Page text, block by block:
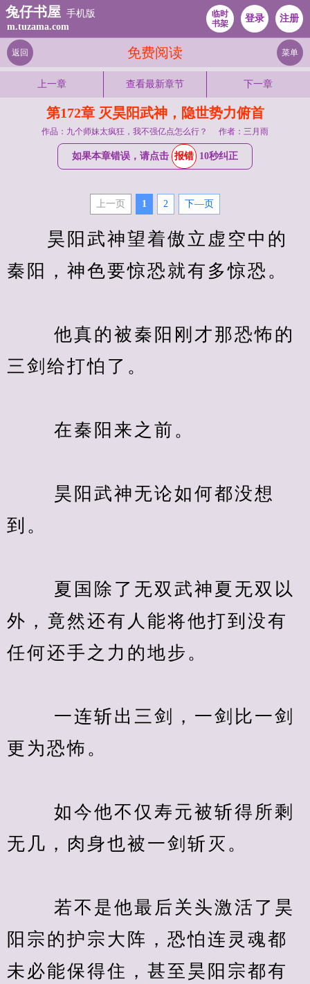
兔仔书屋 手机版
m.tuzama.com
临时
书架
登录 注册
免费阅读
返回 菜单
上一章 查看最新章节 下一章
第172章 灭昊阳武神，隐世势力俯首
作品：九个师妹太疯狂，我不强亿点怎么行？ 作者：三月雨
如果本章错误，请点击 报错 10秒纠正
上一页 1 2 下—页
昊阳武神望着傲立虚空中的
秦阳，神色要惊恐就有多惊恐。
他真的被秦阳刚才那恐怖的
三剑给打怕了。
在秦阳来之前。
昊阳武神无论如何都没想
到。
夏国除了无双武神夏无双以
外，竟然还有人能将他打到没有
任何还手之力的地步。
一连斩出三剑，一剑比一剑
更为恐怖。
如今他不仅寿元被斩得所剩
无几，肉身也被一剑斩灭。
若不是他最后关头激活了昊
阳宗的护宗大阵，恐怕连灵魂都
未必能保得住，甚至昊阳宗都有